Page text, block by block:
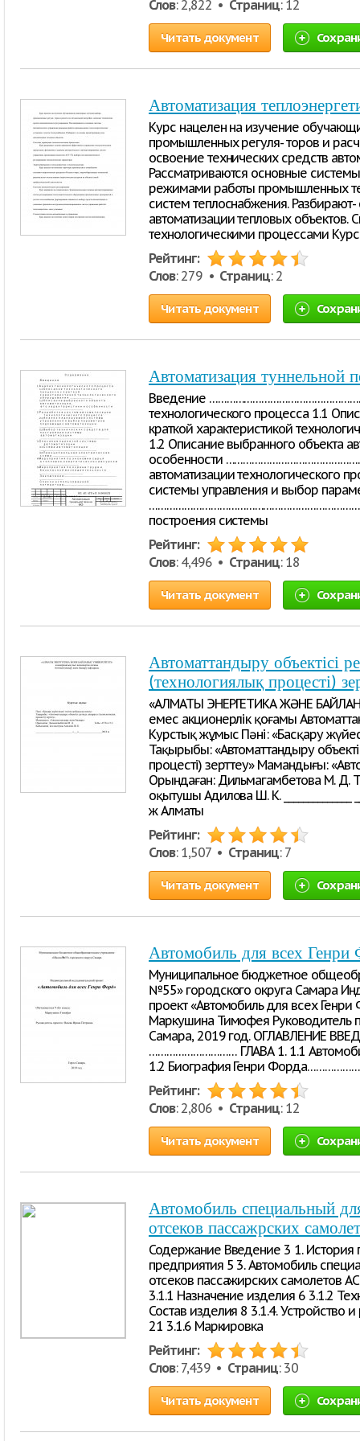
Слов: 2,822 • Страниц: 12
Читать документ
Автоматизация
Курс нацелен на изучение
промышленных регуля- торов и
освоение технических средств
Рассматриваются основные
режимами работы промышленных
систем теплоснабжения.
автоматизации тепловых объектов.
технологическими процессами
Рейтинг:
Слов: 279 • Страниц: 2
Читать документ
Автоматизация туннельной
Введение
технологического процесса 1.1
краткой характеристикой
1.2 Описание выбранного объекта
особенности
автоматизации технологического
системы управления и выбор
……………………………………………………………….
построения системы
Рейтинг:
Слов: 4,496 • Страниц: 18
Читать документ
Автоматтандыру объектісі
(технологиялық процесті)
«АЛМАТЫ ЭНЕРГЕТИКА ЖӘНЕ
емес акционерлік қоғамы
Курстық жұмыс Пәні: «Басқару
Тақырыбы: «Автоматтандыру
процесті) зерттеу» Мамандығы:
Орындаған: Дильмагамбетова М. Д.
оқытушы Адилова Ш. К. ______________
ж Алматы
Рейтинг:
Слов: 1,507 • Страниц: 7
Читать документ
Автомобиль для всех Генри
Муниципальное бюджетное
№55» городского округа Самара
проект «Автомобиль для всех
Маркушина Тимофея Руководитель
Самара, 2019 год. ОГЛАВЛЕНИЕ
………………………… ГЛАВА 1. 1.1
1.2 Биография Генри
Рейтинг:
Слов: 2,806 • Страниц: 12
Читать документ
Автомобиль специальный
отсеков пассажрских
Содержание Введение 3 1. История
предприятия 5 3. Автомобиль
отсеков пассажирских самолетов
3.1.1 Назначение изделия 6 3.1.2
Состав изделия 8 3.1.4. Устройство
21 3.1.6 Маркировка
Рейтинг:
Слов: 7,439 • Страниц: 30
Читать документ